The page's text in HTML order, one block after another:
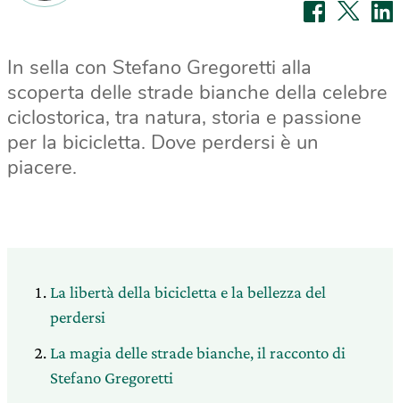
In sella con Stefano Gregoretti alla
scoperta delle strade bianche della celebre
ciclostorica, tra natura, storia e passione
per la bicicletta. Dove perdersi è un
piacere.
La libertà della bicicletta e la bellezza del
perdersi
La magia delle strade bianche, il racconto di
Stefano Gregoretti